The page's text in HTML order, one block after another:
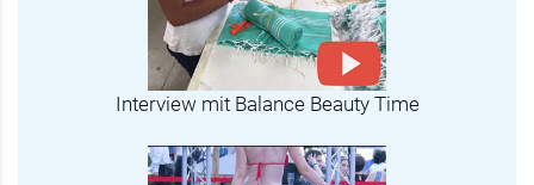
Interview mit Balance Beauty Time